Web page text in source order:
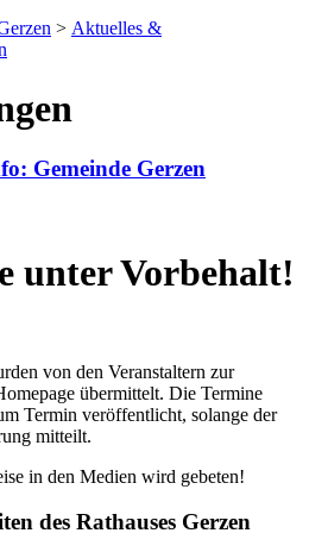
> Aktuelles &
Gemeinde Gerzen
unter Vorbehalt!
von den Veranstaltern zur
übermittelt. Die Termine
Termin veröffentlicht, solange der
mitteilt.
in den Medien wird gebeten!
des Rathauses Gerzen